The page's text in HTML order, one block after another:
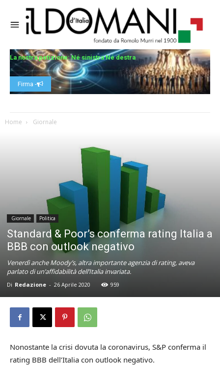
La nostra petizione: Né sinistra Né destra
Firma -
Home Giornale
Giornale Politica
Standard & Poor’s conferma rating Italia a
BBB con outlook negativo
Venerdì anche Moody’s, altra importante agenzia di rating, aveva
parlato di un’affidabilità dell’Italia invariata.
Di Redazione - 26 Aprile 2020 959
Nonostante la crisi dovuta la coronavirus, S&P conferma il
rating BBB dell’Italia con outlook negativo.